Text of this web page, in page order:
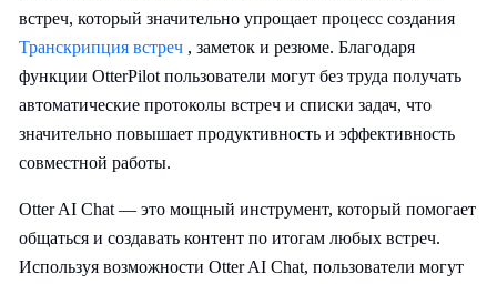
встреч, который значительно упрощает процесс создания
Транскрипция встреч , заметок и резюме. Благодаря
функции OtterPilot пользователи могут без труда получать
автоматические протоколы встреч и списки задач, что
значительно повышает продуктивность и эффективность
совместной работы.
Otter AI Chat — это мощный инструмент, который помогает
общаться и создавать контент по итогам любых встреч.
Используя возможности Otter AI Chat, пользователи могут